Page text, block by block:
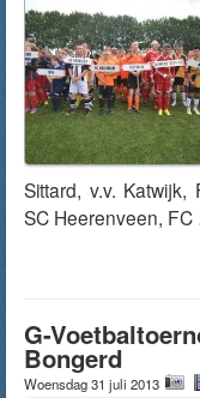
Sittard, v.v.
SC Heerenveen,
G-
Bongerd
Woensdag 31 juli 2013